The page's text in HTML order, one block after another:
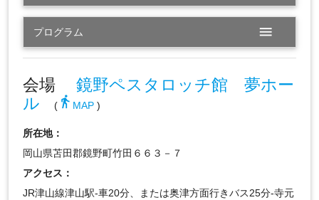
プログラム menu
会場 鏡野ペスタロッチ館 夢ホー
ル
(directions_walk MAP)
所在地：
岡山県苫田郡鏡野町竹田６６３－７
アクセス：
JR津山線津山駅-車20分、または奥津方面行きバス25分-寺元